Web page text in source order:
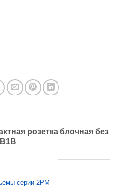
розетка блочная без
серии 2PM